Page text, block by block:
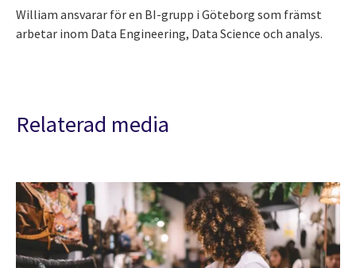
William ansvarar för en BI-grupp i Göteborg som främst
arbetar inom Data Engineering, Data Science och analys.
Relaterad media